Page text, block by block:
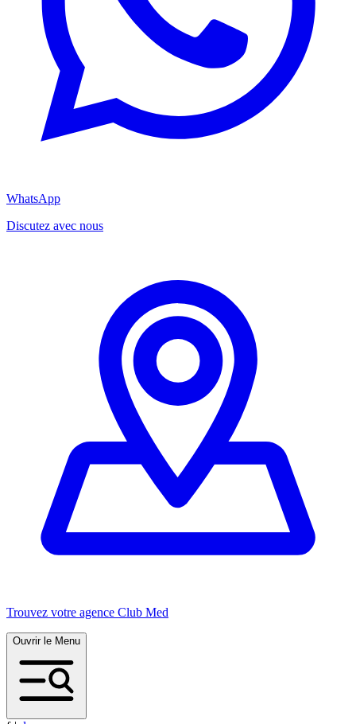
WhatsApp
Discutez avec nous
Trouvez votre agence Club Med
Ouvrir le Menu